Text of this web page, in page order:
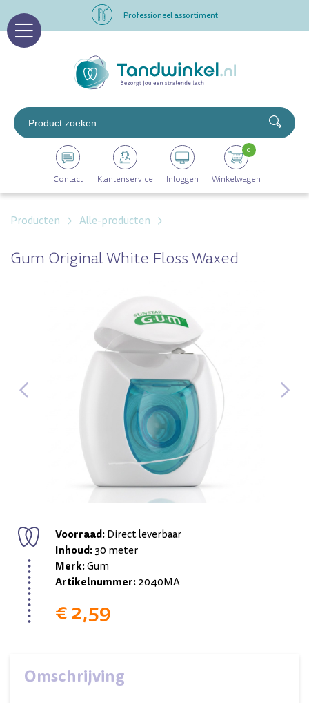
Professioneel assortiment
Op werkdagen voor 16.00 uur besteld, morgen in huis
Professioneel assortiment
Altijd op voorraad
Contact Klantenservice Inloggen Winkelwagen
0
Producten Alle-producten
Gum Original White Floss Waxed
Voorraad:Direct leverbaar
Inhoud:30 meter
Merk:Gum
Artikelnummer:2040MA
€ 2,59
Omschrijving